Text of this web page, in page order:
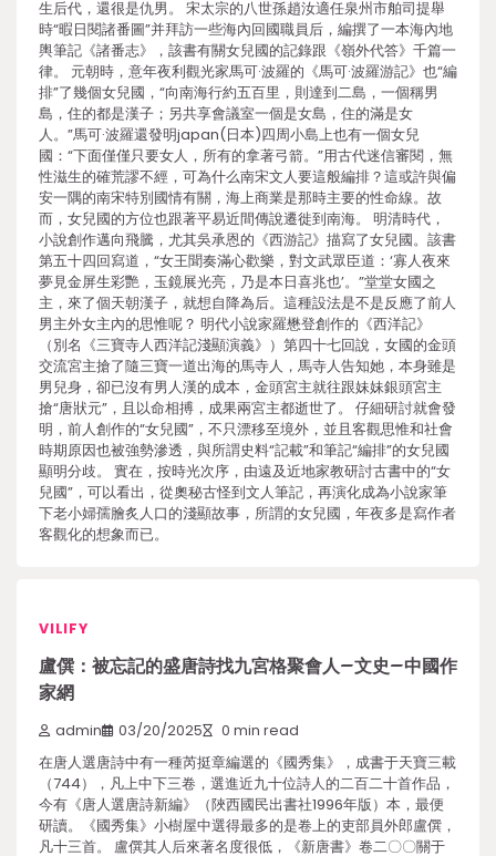
生后代，還很是仇男。 宋太宗的八世孫趙汝適任泉州市舶司提舉
時“暇日閱諸番圖”并拜訪一些海內回國職員后，編撰了一本海內地
輿筆記《諸番志》，該書有關女兒國的記錄跟《嶺外代答》千篇一
律。 元朝時，意年夜利觀光家馬可·波羅的《馬可·波羅游記》也“編
排”了幾個女兒國，“向南海行約五百里，則達到二島，一個稱男
島，住的都是漢子；另共享會議室一個是女島，住的滿是女
人。”馬可·波羅還發明japan(日本)四周小島上也有一個女兒
國：“下面僅僅只要女人，所有的拿著弓箭。”用古代迷信審閱，無
性滋生的確荒謬不經，可為什么南宋文人要這般編排？這或許與偏
安一隅的南宋特別國情有關，海上商業是那時主要的性命線。故
而，女兒國的方位也跟著平易近間傳說遷徙到南海。 明清時代，
小說創作邁向飛騰，尤其吳承恩的《西游記》描寫了女兒國。該書
第五十四回寫道，“女王聞奏滿心歡樂，對文武眾臣道：‘寡人夜來
夢見金屏生彩艷，玉鏡展光亮，乃是本日喜兆也’。”堂堂女國之
主，來了個天朝漢子，就想自降為后。這種設法是不是反應了前人
男主外女主內的思惟呢？ 明代小說家羅懋登創作的《西洋記》
（別名《三寶寺人西洋記淺顯演義》）第四十七回說，女國的金頭
交流宮主搶了隨三寶一道出海的馬寺人，馬寺人告知她，本身雖是
男兒身，卻已沒有男人漢的成本，金頭宮主就往跟妹妹銀頭宮主
搶“唐狀元”，且以命相搏，成果兩宮主都逝世了。 仔細研討就會發
明，前人創作的“女兒國”，不只漂移至境外，並且客觀思惟和社會
時期原因也被強勢滲透，與所謂史料“記載”和筆記“編排”的女兒國
顯明分歧。 實在，按時光次序，由遠及近地家教研討古書中的“女
兒國”，可以看出，從奧秘古怪到文人筆記，再演化成為小說家筆
下老小婦孺膾炙人口的淺顯故事，所謂的女兒國，年夜多是寫作者
客觀化的想象而已。
VILIFY
盧僎：被忘記的盛唐詩找九宮格聚會人–文史–中國作
家網
admin 03/20/2025 0 min read
在唐人選唐詩中有一種芮挺章編選的《國秀集》，成書于天寶三載
（744），凡上中下三卷，選進近九十位詩人的二百二十首作品，
今有《唐人選唐詩新編》（陜西國民出書社1996年版）本，最便
研讀。《國秀集》小樹屋中選得最多的是卷上的吏部員外郎盧僎，
凡十三首。 盧僎其人后來著名度很低，《新唐書》卷二〇〇關于